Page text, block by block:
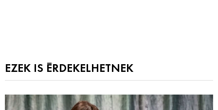
EZEK IS ÉRDEKELHETNEK